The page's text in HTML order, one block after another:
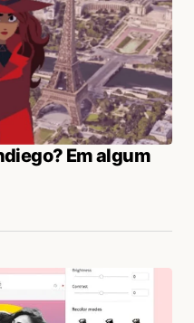
Em algum